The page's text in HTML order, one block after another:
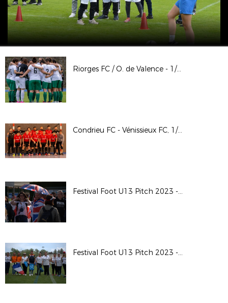
Riorges FC / O. de Valence - 1/2 finale Coupe LAuRAFoot Sén. Fém.
Condrieu FC - Vénissieux FC, 1/2 finale Coupe LAuRAFoot Futsal GV
Festival Foot U13 Pitch 2023 - Photos
Festival Foot U13 Pitch 2023 - Photos remise de récompenses